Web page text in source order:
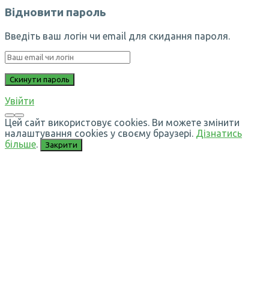
Відновити пароль
Введіть ваш логін чи email для скидання пароля.
Увійти
Цей сайт використовує cookies. Ви можете змінити
налаштування cookies у своєму браузері. Дізнатись
більше. Закрити